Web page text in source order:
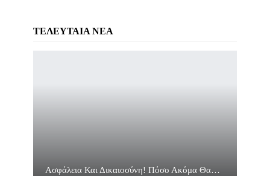
ΤΕΛΕΥΤΑΙΑ ΝΕΑ
Ασφάλεια Και Δικαιοσύνη! Πόσο Ακόμα Θα…